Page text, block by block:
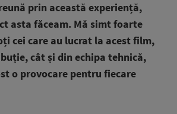
prin această experiență,
asta făceam. Mă simt foarte
cei care au lucrat la acest film,
cât și din echipa tehnică,
o provocare pentru fiecare